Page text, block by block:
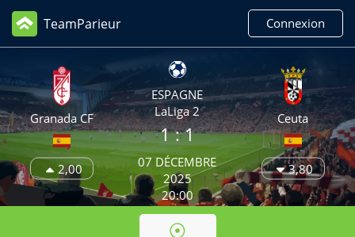
TeamParieur Connexion
Granada CF
2,00
ESPAGNE
LaLiga 2
1 : 1
07 DÉCEMBRE
2025
20:00
Ceuta
3,80